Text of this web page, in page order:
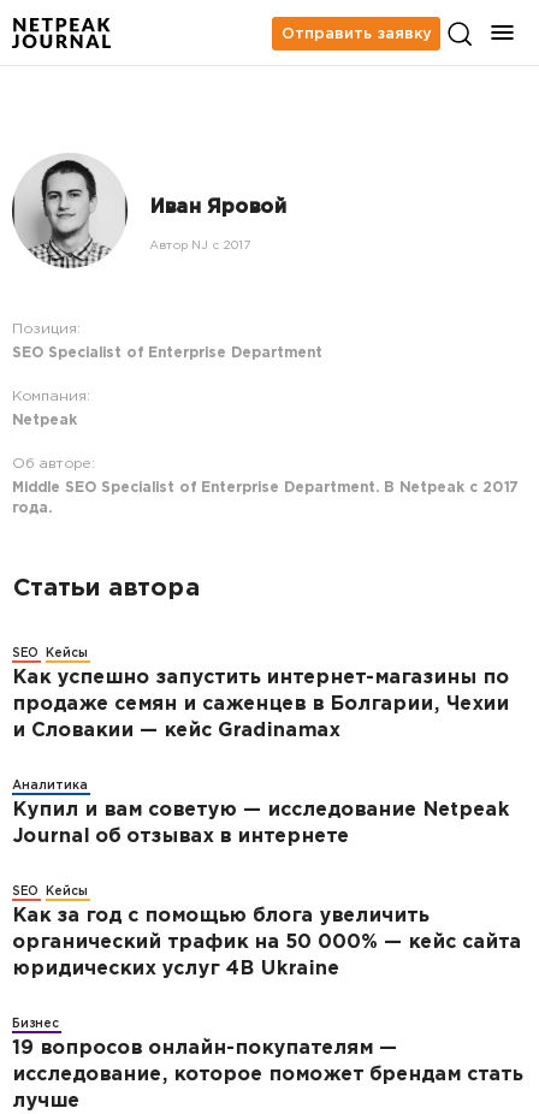
Отправить заявку
Иван Яровой
Автор NJ c 2017
Позиция:
SEO Specialist of Enterprise Department
Компания:
Netpeak
Об авторе:
Middle SEO Specialist of Enterprise Department. В Netpeak c 2017
года.
Статьи автора
SEO Кейсы
Как успешно запустить интернет-магазины по
продаже семян и саженцев в Болгарии, Чехии
и Словакии — кейс Gradinamax
Аналитика
Купил и вам советую — исследование Netpeak
Journal об отзывах в интернете
SEO Кейсы
Как за год с помощью блога увеличить
органический трафик на 50 000% — кейс сайта
юридических услуг 4B Ukraine
Бизнес
19 вопросов онлайн-покупателям —
исследование, которое поможет брендам стать
лучше